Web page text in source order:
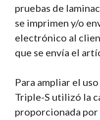
pruebas de
se imprimen y/o
electrónico al
que se envía el
Para ampliar el
Triple-S utilizó la
proporcionada por